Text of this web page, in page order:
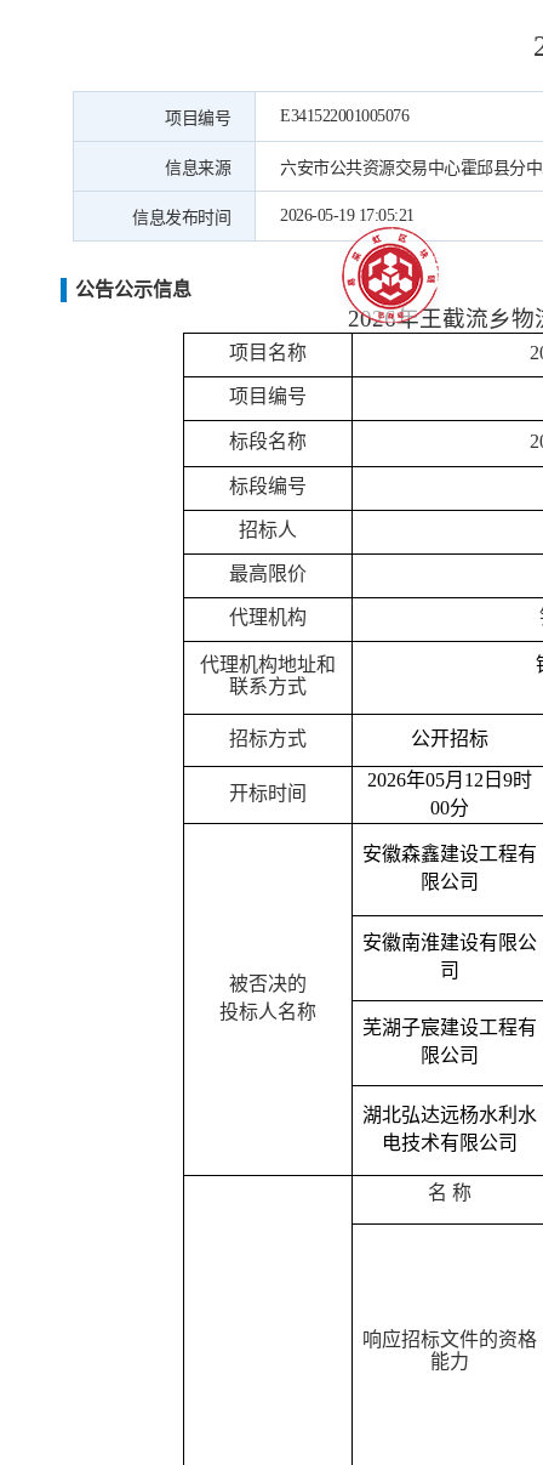
项目编号 E341522001005076
信息来源 六安市公共资源交易中心霍邱县分
信息发布时间 2026-05-19 17:05:21
公告公示信息
2026年王截流乡
项目名称
项目编号
标段名称
标段编号
招标人
最高限价
代理机构
代理机构地址和
联系方式
招标方式 公开招标
开标时间
2026年05月12日9时
00分
被否决的
投标人名称
安徽森鑫建设工程有
限公司
安徽南淮建设有限公
司
芜湖子宸建设工程有
限公司
湖北弘达远杨水利水
电技术有限公司
名 称
响应招标文件的资格
能力